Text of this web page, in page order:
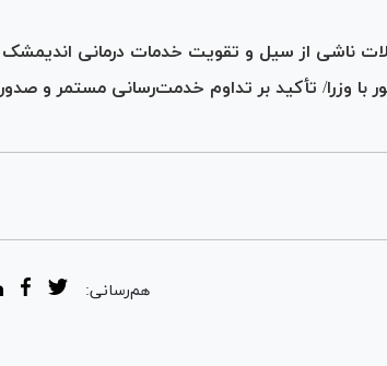
ناشی از سیل و تقویت خدمات درمانی اندیمشک
وزرا/ تأکید بر تداوم خدمت‌رسانی مستمر و صدور
هم‌رسانی: